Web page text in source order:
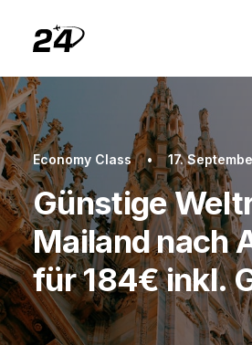
Economy Class • 17.
Günstige
Mailand nach
für 184€ inkl.